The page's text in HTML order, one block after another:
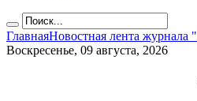
ГлавнаяНовостная лента журнала
Воскресенье, 09 августа, 2026